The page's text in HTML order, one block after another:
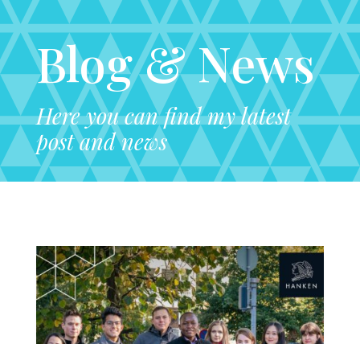
Blog & News
Here you can find my latest
post and news